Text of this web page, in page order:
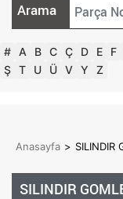
Arama
# A B C Ç D E F
Ş T U Ü V Y Z
Anasayfa > SILINDIR
SILINDIR